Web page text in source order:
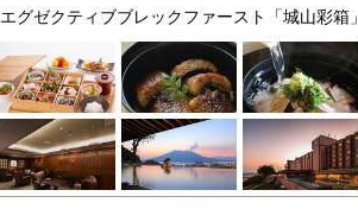
エグゼクティブブレックファースト「城山彩箱」